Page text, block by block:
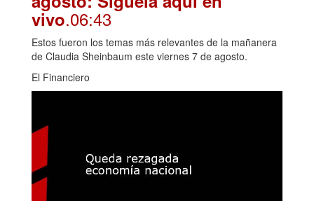
vivo.06:43
Estos fueron los temas más relevantes de la mañanera
de Claudia Sheinbaum este viernes 7 de agosto.
El Financiero